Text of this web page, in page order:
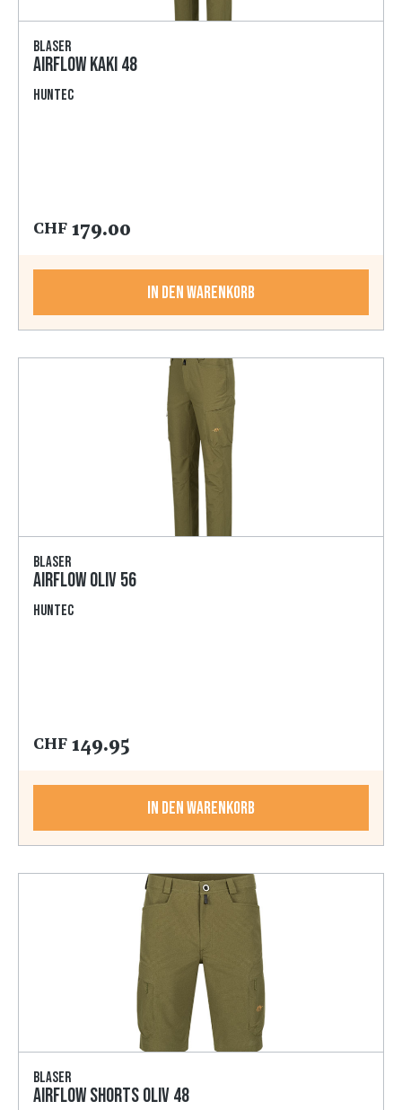
Blaser
AirFlow kaki 48
HunTec
CHF 179.00
In den Warenkorb
Blaser
AirFlow oliv 56
HunTec
CHF 149.95
In den Warenkorb
Blaser
AirFlow Shorts oliv 48